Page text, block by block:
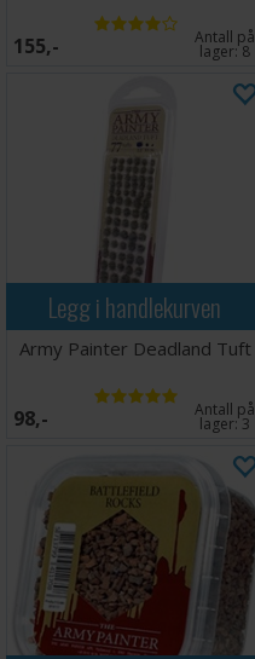
155,- Antall på
lager:8
Legg i handlekurven
Army Painter Deadland Tuft
98,- Antall på
lager:3